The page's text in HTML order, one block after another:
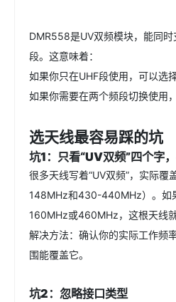
DMR558是UV双频模块，能同
段。这意味着：
如果你只在UHF段使用，可以选
如果你需要在两个频段切换使用
选天线最容易踩的坑
坑1：只看“UV双频”四个字
很多天线写着“UV双频”，实际
148MHz和430-440MHz）。如
160MHz或460MHz，这根天线就
解决方法：确认你的实际工作频
围能覆盖它。
坑2：忽略接口类型